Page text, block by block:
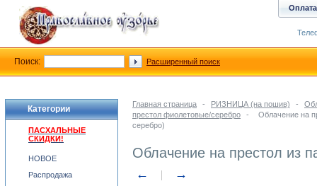
Главная страница - РИЗНИЦА (на пошив) -
престол фиолетовые/серебро
-
Облачение на
серебро)
Облачение на престол из
← →
Категории
ПАСХАЛЬНЫЕ
СКИДКИ!
НОВОЕ
Распродажа
Оплата
Поиск: Расширенный поиск